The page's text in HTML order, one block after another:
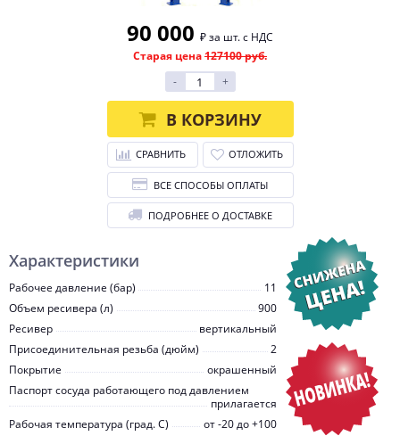
Характеристики
Рабочее давление (бар)
11
Объем ресивера (л)
900
Ресивер
вертикальный
Присоединительная резьба (дюйм)
2
Покрытие
окрашенный
Паспорт сосуда работающего под давлением
прилагается
Рабочая температура (град. C)
от -20 до +100
90 000 ₽ за шт. с НДС
Старая цена127100 руб.
-
+
В КОРЗИНУ
СРАВНИТЬ ОТЛОЖИТЬ
ВСЕ СПОСОБЫ ОПЛАТЫ
ПОДРОБНЕЕ О ДОСТАВКЕ